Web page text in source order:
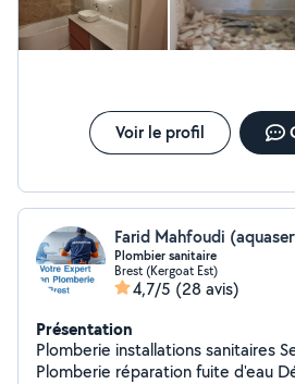
Voir le profil
Farid Mahfoudi
Plombier sanitaire
Brest (Kergoat Est)
4,7/5 (28 avis)
Présentation
Plomberie installations sanitaires
Plomberie réparation fuite d'eau Débouchage